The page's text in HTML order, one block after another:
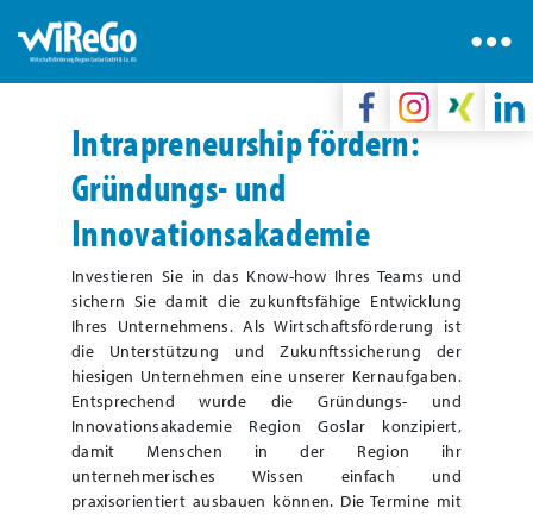
Intrapreneurship fördern:
Gründungs- und
Innovationsakademie
Investieren Sie in das Know-how Ihres Teams und
sichern Sie damit die zukunftsfähige Entwicklung
Ihres Unternehmens. Als Wirtschaftsförderung ist
die Unterstützung und Zukunftssicherung der
hiesigen Unternehmen eine unserer Kernaufgaben.
Entsprechend wurde die Gründungs- und
Innovationsakademie Region Goslar konzipiert,
damit Menschen in der Region ihr
unternehmerisches Wissen einfach und
praxisorientiert ausbauen können. Die Termine mit